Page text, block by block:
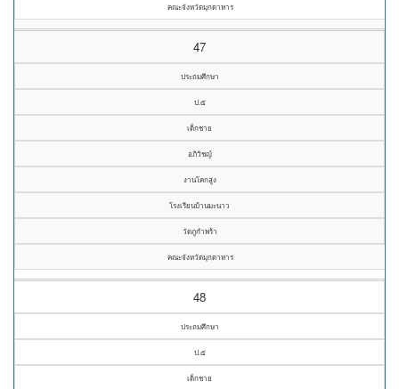
คณะจังหวัดมุกดาหาร
47
ประถมศึกษา
ป.๕
เด็กชาย
อภิวิชญ์
งานโคกสูง
โรงเรียนบ้านมะนาว
วัดภูกำพร้า
คณะจังหวัดมุกดาหาร
48
ประถมศึกษา
ป.๕
เด็กชาย